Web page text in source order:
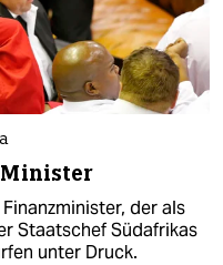
der als
Staatschef Südafrikas
unter Druck.